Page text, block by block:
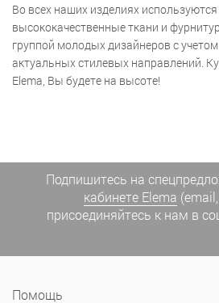
Во всех наших изделиях
высококачественные ткани и
группой молодых дизайнеров с
актуальных стилевых направлений.
Elema, Вы будете на высоте!
Подпишитесь на
кабинете Elema
присоединяйтесь к нам в
Помощь